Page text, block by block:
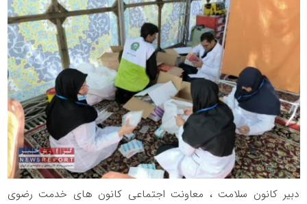
دبیر کانون سلامت ، معاونت اجتماعی کانون های خدمت رضوی